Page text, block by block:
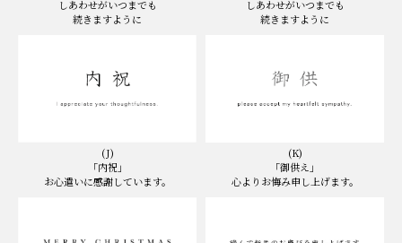
しあわせがいつまでも
続きますように
しあわせがいつまでも
続きますように
(J)
「内祝」
お心遣いに感謝しています。
(K)
「御供え」
心よりお悔み申し上げます。